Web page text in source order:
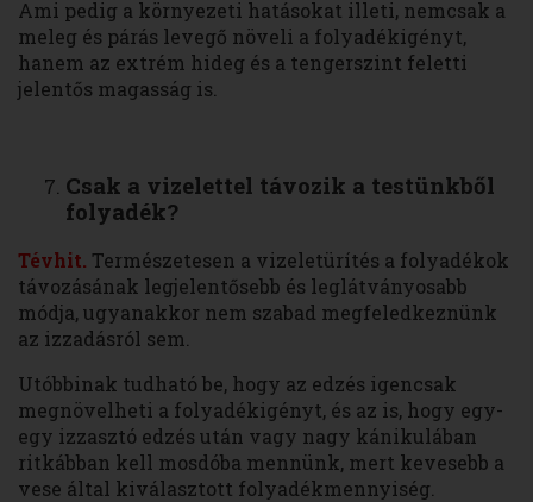
Ami pedig a környezeti hatásokat illeti, nemcsak a
meleg és párás levegő növeli a folyadékigényt,
hanem az extrém hideg és a tengerszint feletti
jelentős magasság is.
Csak a vizelettel távozik a testünkből
folyadék?
Tévhit. Természetesen a vizeletürítés a folyadékok
távozásának legjelentősebb és leglátványosabb
módja, ugyanakkor nem szabad megfeledkeznünk
az izzadásról sem.
Utóbbinak tudható be, hogy az edzés igencsak
megnövelheti a folyadékigényt, és az is, hogy egy-
egy izzasztó edzés után vagy nagy kánikulában
ritkábban kell mosdóba mennünk, mert kevesebb a
vese által kiválasztott folyadékmennyiség.